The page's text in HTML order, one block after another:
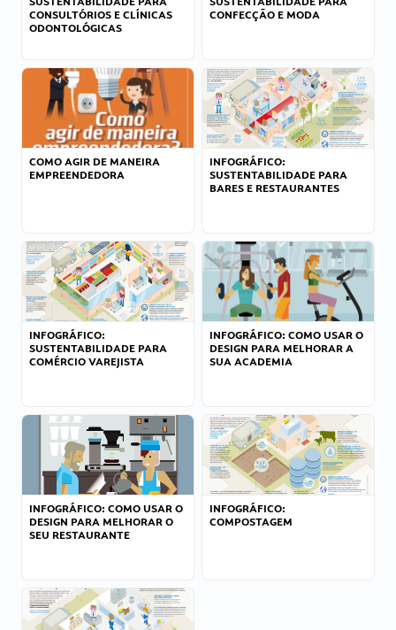
CONSULTÓRIOS E CLÍNICAS
ODONTOLÓGICAS
CONFECÇÃO E MODA
COMO AGIR DE MANEIRA
EMPREENDEDORA
INFOGRÁFICO:
SUSTENTABILIDADE PARA
BARES E RESTAURANTES
INFOGRÁFICO:
SUSTENTABILIDADE PARA
COMÉRCIO VAREJISTA
INFOGRÁFICO: COMO USAR O
DESIGN PARA MELHORAR A
SUA ACADEMIA
INFOGRÁFICO: COMO USAR O
DESIGN PARA MELHORAR O
SEU RESTAURANTE
INFOGRÁFICO:
COMPOSTAGEM